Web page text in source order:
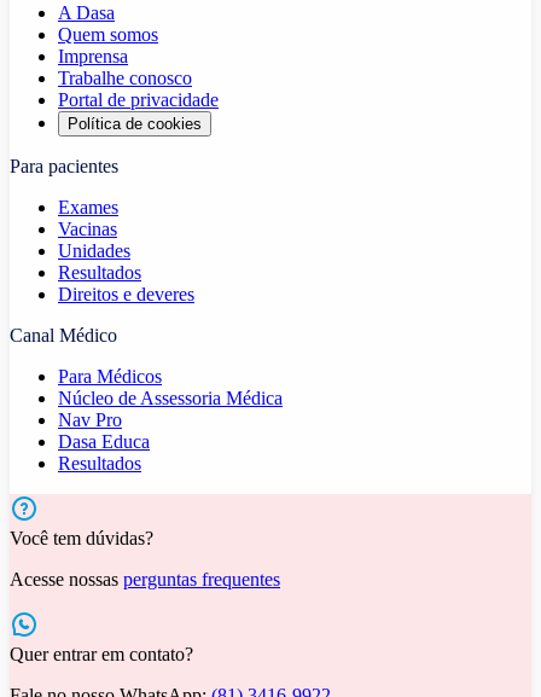
A Dasa
Quem somos
Imprensa
Trabalhe conosco
Portal de privacidade
Política de cookies
Para pacientes
Exames
Vacinas
Unidades
Resultados
Direitos e deveres
Canal Médico
Para Médicos
Núcleo de Assessoria Médica
Nav Pro
Dasa Educa
Resultados
Você tem dúvidas?
Acesse nossas perguntas frequentes
Quer entrar em contato?